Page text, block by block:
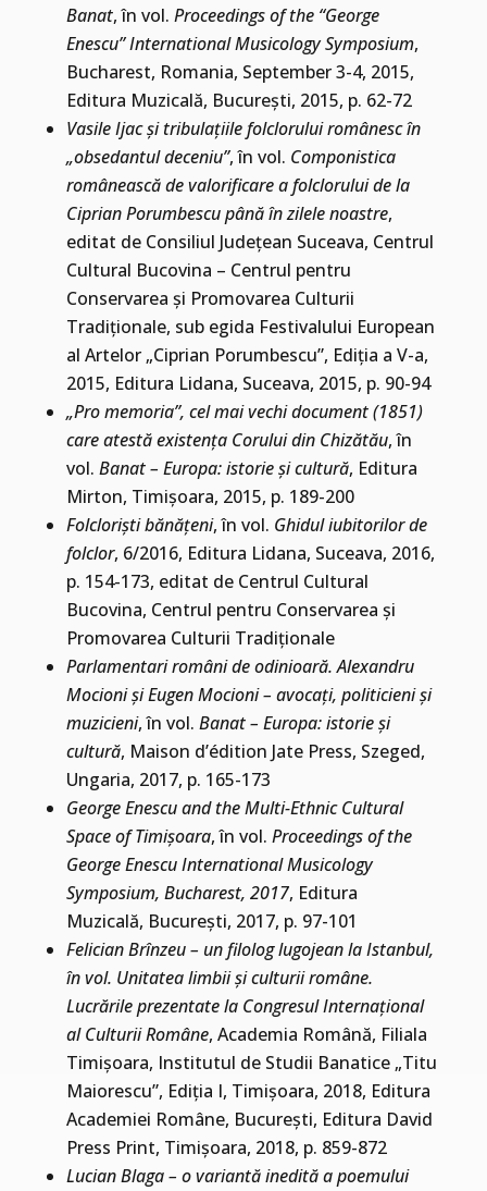
Banat, în vol. Proceedings of the “George
Enescu” International Musicology Symposium,
Bucharest, Romania, September 3-4, 2015,
Editura Muzicală, Bucureşti, 2015, p. 62-72
Vasile Ijac şi tribulaţiile folclorului românesc în
„obsedantul deceniu”, în vol. Componistica
românească de valorificare a folclorului de la
Ciprian Porumbescu până în zilele noastre,
editat de Consiliul Judeţean Suceava, Centrul
Cultural Bucovina – Centrul pentru
Conservarea şi Promovarea Culturii
Tradiţionale, sub egida Festivalului European
al Artelor „Ciprian Porumbescu”, Ediţia a V-a,
2015, Editura Lidana, Suceava, 2015, p. 90-94
„Pro memoria”, cel mai vechi document (1851)
care atestă existenţa Corului din Chizătău, în
vol. Banat – Europa: istorie şi cultură, Editura
Mirton, Timişoara, 2015, p. 189-200
Folcloriști bănățeni, în vol. Ghidul iubitorilor de
folclor, 6/2016, Editura Lidana, Suceava, 2016,
p. 154-173, editat de Centrul Cultural
Bucovina, Centrul pentru Conservarea şi
Promovarea Culturii Tradiţionale
Parlamentari români de odinioară. Alexandru
Mocioni și Eugen Mocioni – avocați, politicieni și
muzicieni, în vol. Banat – Europa: istorie și
cultură, Maison d’édition Jate Press, Szeged,
Ungaria, 2017, p. 165-173
George Enescu and the Multi-Ethnic Cultural
Space of Timișoara, în vol. Proceedings of the
George Enescu International Musicology
Symposium, Bucharest, 2017, Editura
Muzicală, București, 2017, p. 97-101
Felician Brînzeu – un filolog lugojean la Istanbul,
în vol. Unitatea limbii și culturii române.
Lucrările prezentate la Congresul Internațional
al Culturii Române, Academia Română, Filiala
Timișoara, Institutul de Studii Banatice „Titu
Maiorescu”, Ediția I, Timișoara, 2018, Editura
Academiei Române, București, Editura David
Press Print, Timișoara, 2018, p. 859-872
Lucian Blaga – o variantă inedită a poemului